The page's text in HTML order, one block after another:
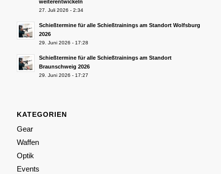
weiterentwickeln
27. Juli 2026 - 2:34
Schießtermine für alle Schießtrainings am Standort Wolfsburg
2026
29. Juni 2026 - 17:28
Schießtermine für alle Schießtrainings am Standort
Braunschweig 2026
29. Juni 2026 - 17:27
KATEGORIEN
Gear
Waffen
Optik
Events